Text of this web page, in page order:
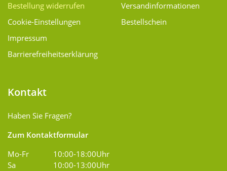
Bestellung widerrufen
Cookie-Einstellungen
Impressum
Barrierefreiheitserklärung
Versand­informationen
Bestellschein
Kontakt
Haben Sie Fragen?
Zum Kontaktformular
Mo-Fr
10:00-18:00Uhr
Sa
10:00-13:00Uhr